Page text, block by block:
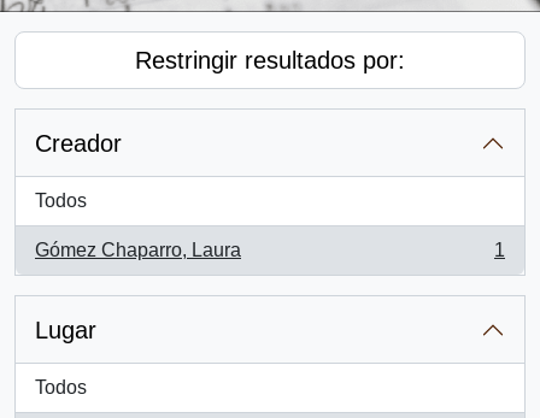
Restringir resultados por:
Creador
Todos
Gómez Chaparro, Laura
, 1 resultados
1
Lugar
Todos